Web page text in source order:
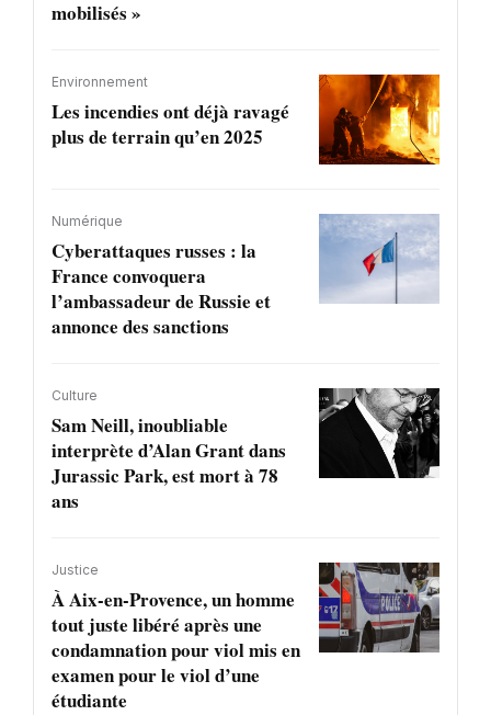
mobilisés »
Environnement
Les incendies ont déjà ravagé
plus de terrain qu’en 2025
Numérique
Cyberattaques russes : la
France convoquera
l’ambassadeur de Russie et
annonce des sanctions
Culture
Sam Neill, inoubliable
interprète d’Alan Grant dans
Jurassic Park, est mort à 78
ans
Justice
À Aix-en-Provence, un homme
tout juste libéré après une
condamnation pour viol mis en
examen pour le viol d’une
étudiante